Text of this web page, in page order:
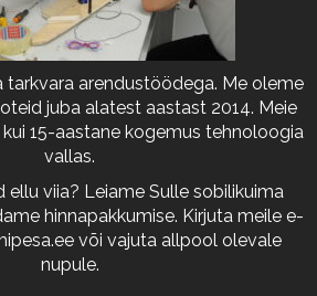
tarkvara arendustöödega. Me oleme
juba alatest aastast 2014. Meie
15-aastane kogemus tehnoloogia
vallas.
ellu viia? Leiame Sulle sobilikuima
hinnapakkumise. Kirjuta meile e-
või vajuta allpool olevale
nupule.